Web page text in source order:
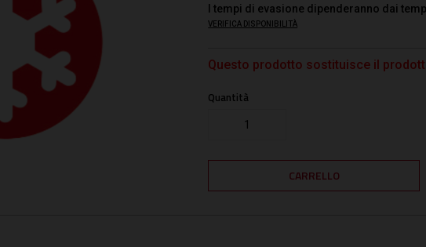
I tempi di evasione dipenderanno dai
VERIFICA DISPONIBILITÀ
Questo prodotto sostituisce il
Quantità